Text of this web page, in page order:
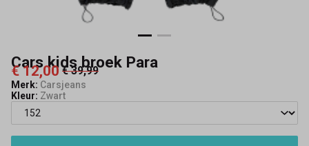
Cars kids broek Para
€ 12,00 € 39,99
Merk: Carsjeans
Kleur: Zwart